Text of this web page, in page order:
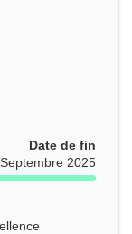
Date de fin
2025